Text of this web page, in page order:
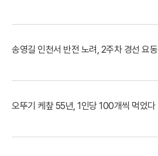
송영길 인천서 반전 노려, 2주차 경선 요동
오뚜기 케챂 55년, 1인당 100개씩 먹었다